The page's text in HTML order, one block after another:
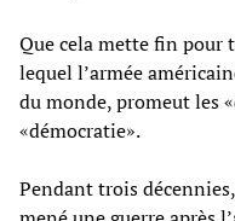
Que cela mette fin pour
lequel l’armée
du monde, promeut les
«démocratie».
Pendant trois